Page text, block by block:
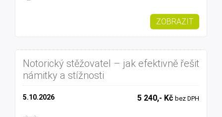
ZOBRAZIT
Notorický stěžovatel – jak efektivně řešit
námitky a stížnosti
5 240,- Kč bez DPH
5.10.2026